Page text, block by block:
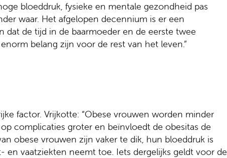
bloeddruk, fysieke en mentale gezondheid pas
waar. Het afgelopen decennium is er een
de tijd in de baarmoeder en de eerste twee
belang zijn voor de rest van het leven.”
factor. Vrijkotte: “Obese vrouwen worden minder
complicaties groter en beïnvloedt de obesitas de
obese vrouwen zijn vaker te dik, hun bloeddruk is
en vaatziekten neemt toe. Iets dergelijks geldt voor de